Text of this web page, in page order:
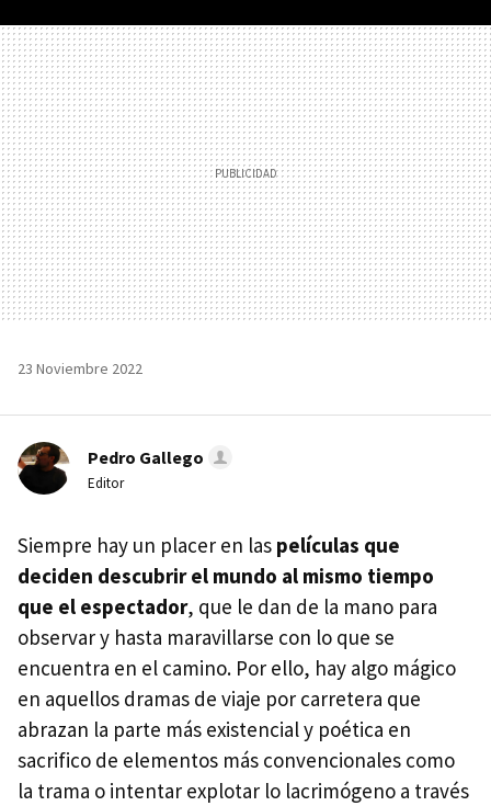
MAIL
23 Noviembre 2022
Pedro Gallego
Editor
Siempre hay un placer en las películas que
deciden descubrir el mundo al mismo tiempo
que el espectador, que le dan de la mano para
observar y hasta maravillarse con lo que se
encuentra en el camino. Por ello, hay algo mágico
en aquellos dramas de viaje por carretera que
abrazan la parte más existencial y poética en
sacrifico de elementos más convencionales como
la trama o intentar explotar lo lacrimógeno a través